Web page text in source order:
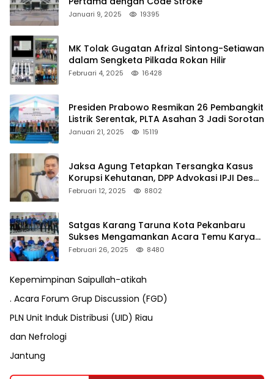
Januari 9, 2025 19395
MK Tolak Gugatan Afrizal Sintong-Setiawan
dalam Sengketa Pilkada Rokan Hilir
Februari 4, 2025 16428
Presiden Prabowo Resmikan 26 Pembangkit
Listrik Serentak, PLTA Asahan 3 Jadi Sorotan
Januari 21, 2025 15119
Jaksa Agung Tetapkan Tersangka Kasus
Korupsi Kehutanan, DPP Advokasi IPJI Desak
Pengusutan Pajak RAPP
Februari 12, 2025 8802
Satgas Karang Taruna Kota Pekanbaru
Sukses Mengamankan Acara Temu Karya
VII Karang Taruna Pekanbaru
Februari 26, 2025 8480
Kepemimpinan Saipullah-atikah
. Acara Forum Grup Discussion (FGD)
PLN Unit Induk Distribusi (UID) Riau
dan Nefrologi
Jantung